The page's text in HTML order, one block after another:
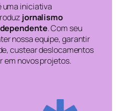
uma iniciativa
jornalismo
. Com seu
nossa equipe, garantir
custear deslocamentos
em novos projetos.